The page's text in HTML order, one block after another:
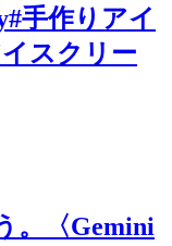
手作りアイ
スクリー
。〈Gemini